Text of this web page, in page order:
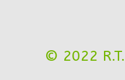
© 2022